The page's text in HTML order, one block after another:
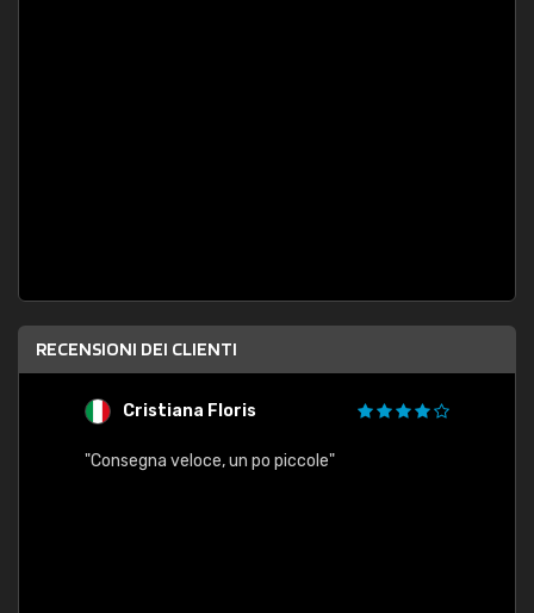
RECENSIONI DEI CLIENTI
Cristiana Floris
"Consegna veloce, un po piccole"